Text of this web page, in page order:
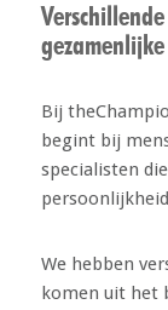
gezamenlijke
Bij
begint bij
specialisten
We hebben
komen uit het